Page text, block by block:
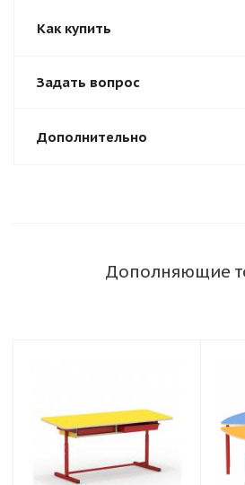
Как купить
Задать вопрос
Дополнительно
Дополняющие